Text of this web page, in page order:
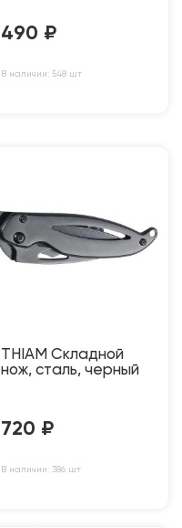
490 ₽
В наличии: 548 шт
THIAM Складной
нож, сталь, черный
720 ₽
В наличии: 386 шт